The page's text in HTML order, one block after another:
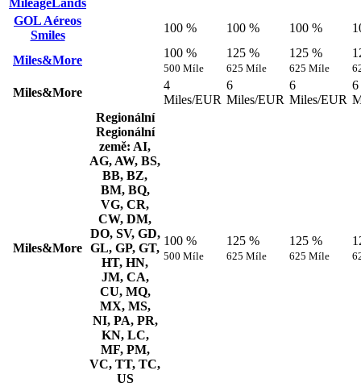
MileageLands
GOL Aéreos
Smiles
100 % 100 % 100 %
Miles&More
100 %
500 Míle
125 %
625 Míle
125 %
625 Míle
Miles&More
4
Miles/EUR
6
Miles/EUR
6
Miles/EUR
6
Miles&More
Regionální
Regionální
země: AI,
AG, AW, BS,
BB, BZ,
BM, BQ,
VG, CR,
CW, DM,
DO, SV, GD,
GL, GP, GT,
HT, HN,
JM, CA,
CU, MQ,
MX, MS,
NI, PA, PR,
KN, LC,
MF, PM,
VC, TT, TC,
US
100 %
500 Míle
125 %
625 Míle
125 %
625 Míle